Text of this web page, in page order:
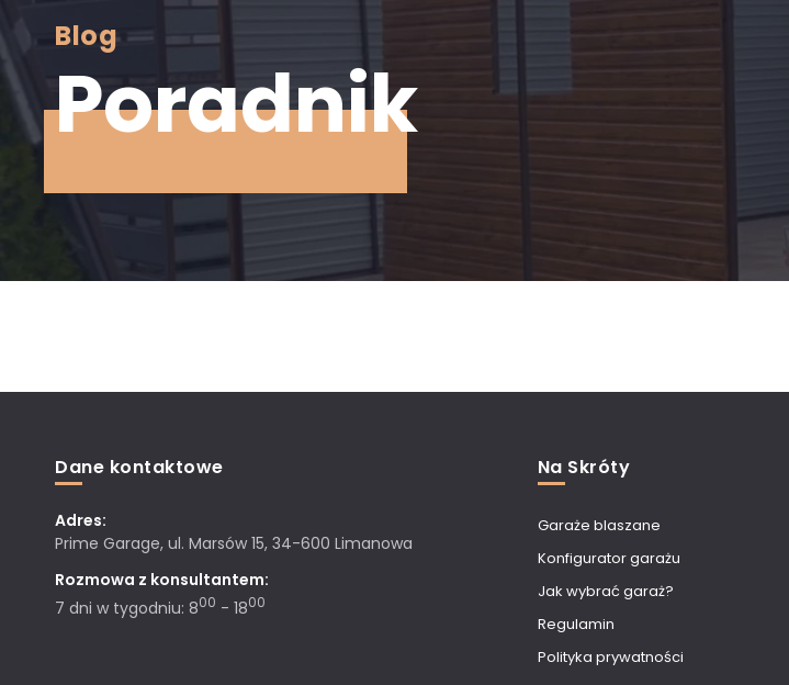
Blog
Poradnik
Dane kontaktowe
Adres:
Prime Garage, ul. Marsów 15, 34-600 Limanowa
Rozmowa z konsultantem:
7 dni w tygodniu: 800 - 1800
Na Skróty
Garaże blaszane
Konfigurator garażu
Jak wybrać garaż?
Regulamin
Polityka prywatności